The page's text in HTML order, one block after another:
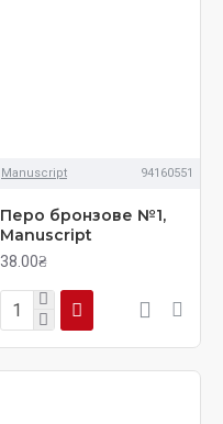
Manuscript 94160551
Перо бронзове №1,
Manuscript
38.00₴